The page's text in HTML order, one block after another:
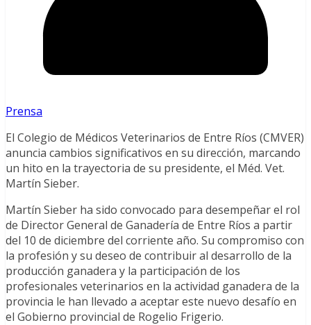
Prensa
El Colegio de Médicos Veterinarios de Entre Ríos (CMVER)
anuncia cambios significativos en su dirección, marcando
un hito en la trayectoria de su presidente, el Méd. Vet.
Martín Sieber.
Martín Sieber ha sido convocado para desempeñar el rol
de Director General de Ganadería de Entre Ríos a partir
del 10 de diciembre del corriente año. Su compromiso con
la profesión y su deseo de contribuir al desarrollo de la
producción ganadera y la participación de los
profesionales veterinarios en la actividad ganadera de la
provincia le han llevado a aceptar este nuevo desafío en
el Gobierno provincial de Rogelio Frigerio.